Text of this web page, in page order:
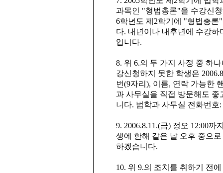
과목인 "형법총론"을 수강신
6학년도 제2학기에 "형법총론
다. 내년이나 내후년에 수강
입니다.
8. 위 6.의 두 가지 사정 중 하
강신청하지 못한 학생은
번(9자리), 이름, 연락 가능한
과 사무실을 직접 방문해도
니다. 법학과 사무실 전화번호:
9. 2006.8.11.(금) 정오 12:00
생에 한해 같은 날 오후 중으
하겠습니다.
10. 위 9.의 조치를 취하기 전